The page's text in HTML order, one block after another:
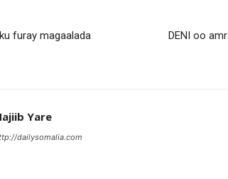
furay magaalada
DENI oo
Yare
dailysomalia.com